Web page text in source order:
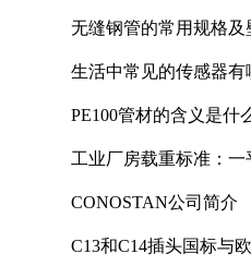
无缝钢管的常用规格及
生活中常见的传感器有
PE100管材的含义是什
工业厂房载重标准：
CONOSTAN公司简介
C13和C14插头国标与